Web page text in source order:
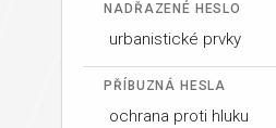
NADŘAZENÉ HESLO
urbanistické prvky
PŘÍBUZNÁ HESLA
ochrana proti hluku